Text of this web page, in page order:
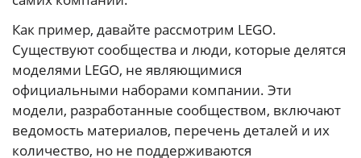
Как пример, давайте рассмотрим LEGO.
Существуют сообщества и люди, которые делятся
моделями LEGO, не являющимися
официальными наборами компании. Эти
модели, разработанные сообществом, включают
ведомость материалов, перечень деталей и их
количество, но не поддерживаются